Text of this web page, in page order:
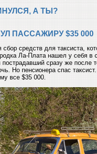
А ТЫ?
ПАССАЖИРУ $35 000
сбор средств для таксиста,
Ла-Плата нашел у себя
сразу же после
Но пенсионера спас
все $35 000.